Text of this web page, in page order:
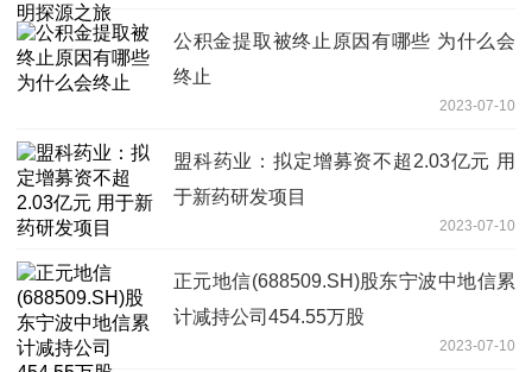
公积金提取被终止原因有哪些 为什么会
终止
2023-07-10
盟科药业：拟定增募资不超2.03亿元 用
于新药研发项目
2023-07-10
正元地信(688509.SH)股东宁波中地信累
计减持公司454.55万股
2023-07-10